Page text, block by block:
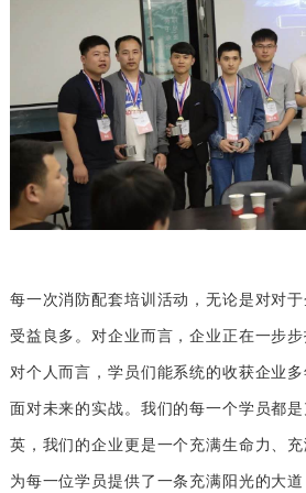
每一次消防配套培训活动，无论是对对
受益良多。对企业而言，企业正在一步步
对个人而言，学员们能系统的收获企业
面对未来的实战。我们的每一个学员都
英，我们的企业更是一个充满生命力、
为每一位学员提供了一条充满阳光的大